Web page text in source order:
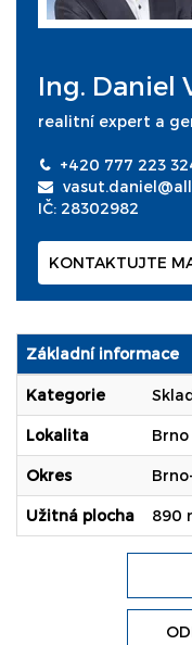
Ing. Daniel
realitní expert a
+420 777 223
IČ: 28302982
KONTAKTUJTE
Základní informace
Kategorie
Lokalita Brno
Okres
Užitná plocha 890